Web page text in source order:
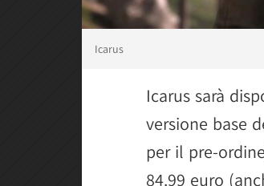
Icarus
Icarus sarà
versione base
per il pre-
84.99 euro